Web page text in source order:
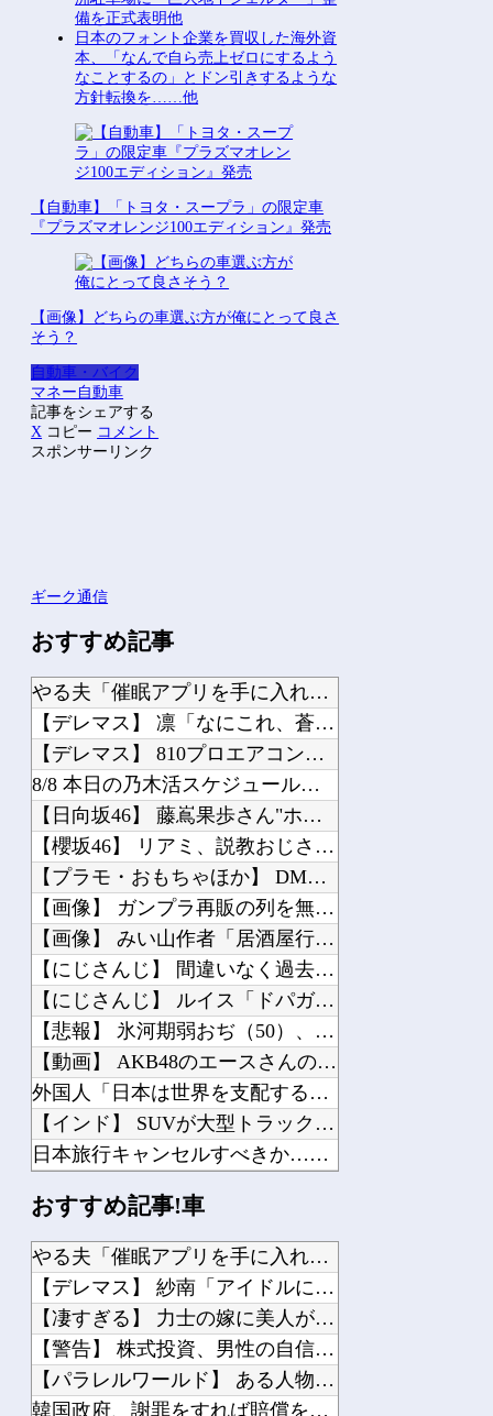
備を正式表明他
日本のフォント企業を買収した海外資
本、「なんで自ら売上ゼロにするよう
なことするの」とドン引きするような
方針転換を……他
【自動車】「トヨタ・スープラ」の限定車
『プラズマオレンジ100エディション』発売
【画像】どちらの車選ぶ方が俺にとって良さ
そう？
自動車・バイク
マネー 自動車
記事をシェアする
X コピー コメント
スポンサーリンク
ギーク通信
おすすめ記事
やる夫「催眠アプリを手に入れたんだけど……これ必要だった？」 第29話
【デレマス】 凛「なにこれ、蒼穹のファフナー？」モバP「資料だから見といてくれ」
【デレマス】 810プロエアコン騒動【ぷちかれシリーズ】
8/8 本日の乃木活スケジュールです！！！【乃木坂46】
【日向坂46】 藤嶌果歩さん"ホンモノ"感が凄い・・・
【櫻坂46】 リアミ、説教おじさんが現れた模様...
【プラモ・おもちゃほか】 DMM「【最大50%OFF】激アツ！おもちゃ・ホビー夏...
【画像】 ガンプラ再販の列を無視して開店ダッシュした客の末路…
【画像】 みい山作者「居酒屋行く奴はバカ。ホストの初回なら居酒屋より安く飲めてイ...
【にじさんじ】 間違いなく過去最高レベルの傾き
【にじさんじ】 ルイス「ドパガキの時代は終わり！セロトニン優位のセロガキなるわよ...
【悲報】 氷河期弱おぢ（50）、新聞に絶望の投稿ｗｗｗｗｗｗｗｗｗｗｗ
【動画】 AKB48のエースさんの走りｗｗｗｗｗ
外国人「日本は世界を支配する」「悪いけど..」日本の小学生サッカーに海外騒然！(...
【インド】 SUVが大型トラックと衝突、横転したトラックの下敷きになり運転手死亡
日本旅行キャンセルすべきか…1万年ぶり史上最大級の火山の兆し＝韓国の反応
海外「日本人はなんて気高いんだ！」 英高級紙も驚愕した極限の中の日本人の姿に世界...
ウト他界後、夫婦そろってジャージ姿で適当に先祖代々の墓開けてウトの骨壷入れてきち...
私の友達の旦那が新入社員の子とウワキした。そんな旦那とウワキ相手、両親に因果応報...
おすすめ記事!車
やる夫「催眠アプリを手に入れたんだけど……これ必要だった？」...
【デレマス】 紗南「アイドルに似合うポケモン？」
【凄すぎる】 力士の嫁に美人が多い理由→「これ」だったｗｗｗ...
【警告】 株式投資、男性の自信喪失の原因に… 6割超が「人生...
【パラレルワールド】 ある人物の存在が世界から完全に消失…何...
韓国政府、謝罪をすれば賠償を放棄する案を日本側に提示するも拒...